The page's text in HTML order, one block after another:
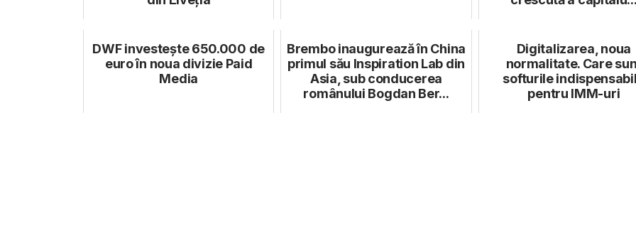
DWF investește 650.000 de
euro în noua divizie Paid
Media
Brembo inaugurează în China
primul său Inspiration Lab din
Asia, sub conducerea
românului Bogdan Ber...
Digitalizarea, noua
normalitate. Care
softurile
pentru IMM-uri